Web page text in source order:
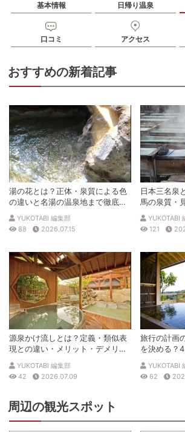
基本情報 日帰り温泉
口コミ アクセス
おすすめの新着記事
湯の花とは？正体・泉質による色
の違いと名湯の温泉地まで徹底解
説
YUKOTABI 編集部
88
2026.07.15
日本三名泉
馬の泉質・
徹底解説
YUKOTABI
121
源泉かけ流しとは？定義・類似表
現との違い・メリット・デメリッ
トを解説
YUKOTABI 編集部
42
2026.07.09
旅行の計画
を決める？
見表
YUKOTABI
62
周辺の観光スポット